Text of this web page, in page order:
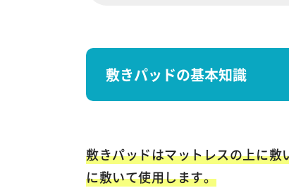
敷きパッドの基本知識
敷きパッドはマットレスの上に
に敷いて使用します。